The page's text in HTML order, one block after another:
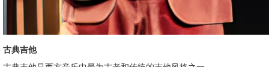
古典吉他